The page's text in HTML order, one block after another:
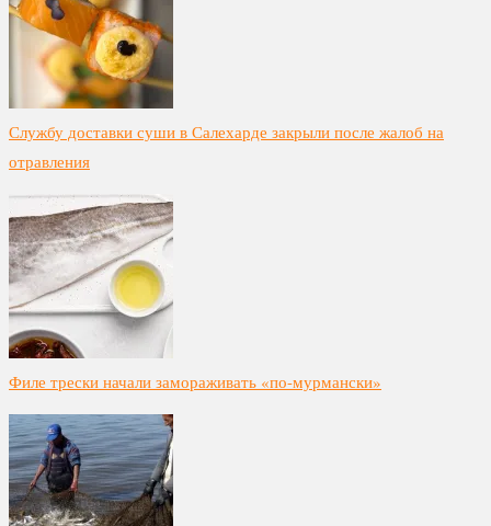
Службу доставки суши в Салехарде закрыли после жалоб на
отравления
Филе трески начали замораживать «по-мурмански»